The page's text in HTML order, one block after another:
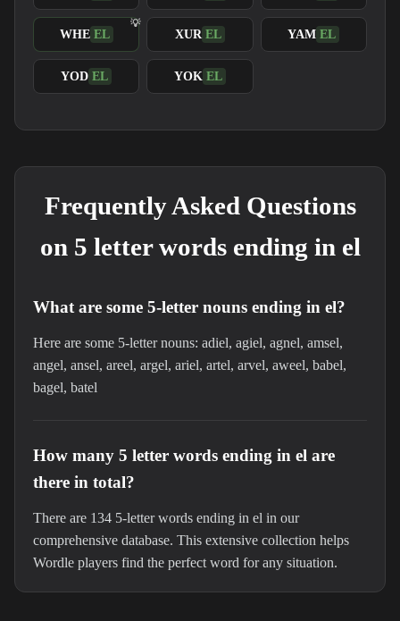
WHE EL XUR EL YAM EL
YOD EL YOK EL
Frequently Asked Questions
on 5 letter words ending in el
What are some 5-letter nouns ending in el?
Here are some 5-letter nouns: adiel, agiel, agnel, amsel,
angel, ansel, areel, argel, ariel, artel, arvel, aweel, babel,
bagel, batel
How many 5 letter words ending in el are
there in total?
There are 134 5-letter words ending in el in our
comprehensive database. This extensive collection helps
Wordle players find the perfect word for any situation.